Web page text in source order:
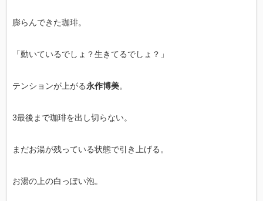
膨らんできた珈琲。
「動いているでしょ？生きてるでしょ？」
テンションが上がる永作博美。
3最後まで珈琲を出し切らない。
まだお湯が残っている状態で引き上げる。
お湯の上の白っぽい泡。